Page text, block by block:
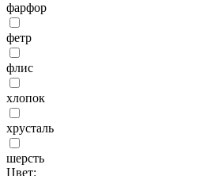
фарфор
фетр
флис
хлопок
хрусталь
шерсть
Цвет: